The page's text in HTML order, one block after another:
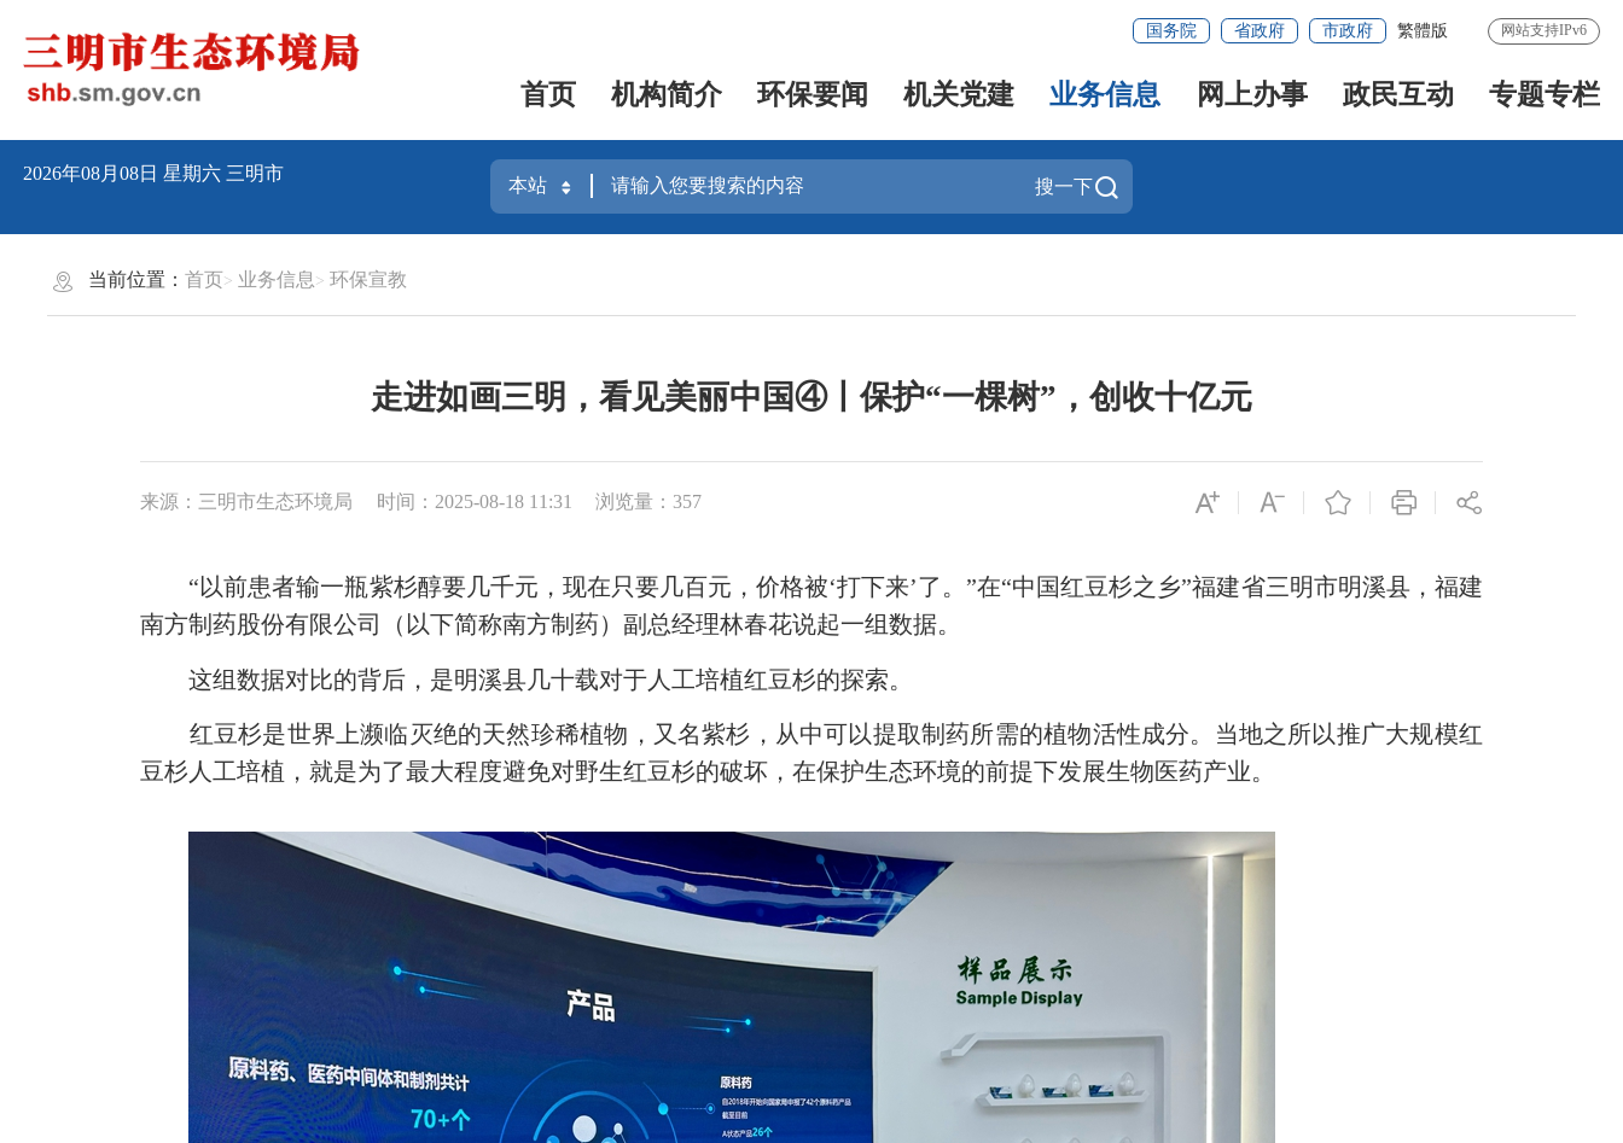
国务院 省政府 市政府 繁體版 网站支持IPv6
首页 机构简介 环保要闻 机关党建 业务信息 网上办事 政民互动 专题专栏
2026年08月08日星期六 三明市
搜一下
当前位置：首页 业务信息 环保宣教
走进如画三明，看见美丽中国④丨保护“一棵树”，创收十亿元
来源：三明市生态环境局 时间：2025-08-18 11:31 浏览量：357
“以前患者输一瓶紫杉醇要几千元，现在只要几百元，价格被‘打下来’了。”在“中国红豆杉之乡”福建省三明市明溪县，福建
南方制药股份有限公司（以下简称南方制药）副总经理林春花说起一组数据。
这组数据对比的背后，是明溪县几十载对于人工培植红豆杉的探索。
红豆杉是世界上濒临灭绝的天然珍稀植物，又名紫杉，从中可以提取制药所需的植物活性成分。当地之所以推广大规模红
豆杉人工培植，就是为了最大程度避免对野生红豆杉的破坏，在保护生态环境的前提下发展生物医药产业。